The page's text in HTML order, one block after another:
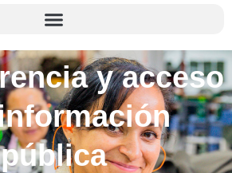
y acceso
pública